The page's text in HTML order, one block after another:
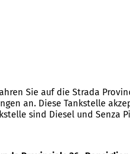
Sie auf die Strada
an. Diese Tankstelle
sind Diesel und Senza